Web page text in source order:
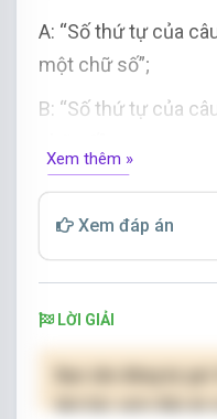
A: “Số thứ tự của
một chữ số”;
B: “Số thứ tự của
sao?
Xem thêm »
Xem đáp án
LỜI GIẢI